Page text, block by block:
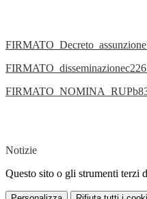
Notizie
Questo sito o gli strumenti terzi